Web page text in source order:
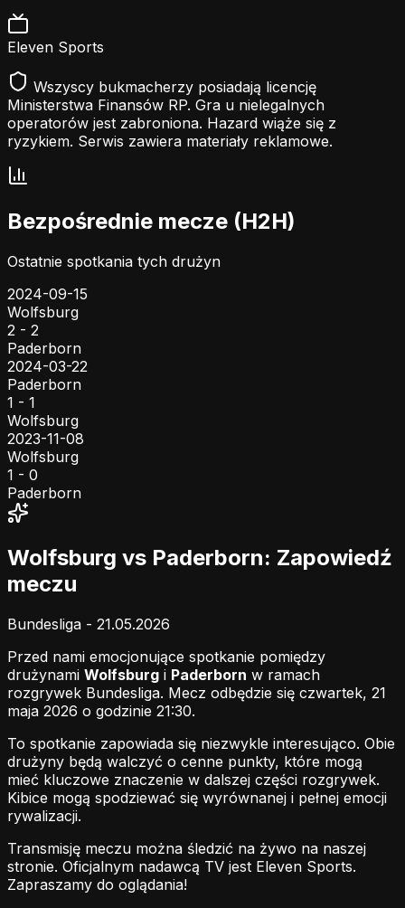
Eleven Sports
Wszyscy bukmacherzy posiadają licencję
Ministerstwa Finansów RP. Gra u nielegalnych
operatorów jest zabroniona. Hazard wiąże się z
ryzykiem. Serwis zawiera materiały reklamowe.
Bezpośrednie mecze (H2H)
Ostatnie spotkania tych drużyn
2024-09-15
Wolfsburg
2 - 2
Paderborn
2024-03-22
Paderborn
1 - 1
Wolfsburg
2023-11-08
Wolfsburg
1 - 0
Paderborn
Wolfsburg vs Paderborn: Zapowiedź
meczu
Bundesliga - 21.05.2026
Przed nami emocjonujące spotkanie pomiędzy
drużynami Wolfsburg i Paderborn w ramach
rozgrywek Bundesliga. Mecz odbędzie się czwartek, 21
maja 2026 o godzinie 21:30.
To spotkanie zapowiada się niezwykle interesująco. Obie
drużyny będą walczyć o cenne punkty, które mogą
mieć kluczowe znaczenie w dalszej części rozgrywek.
Kibice mogą spodziewać się wyrównanej i pełnej emocji
rywalizacji.
Transmisję meczu można śledzić na żywo na naszej
stronie. Oficjalnym nadawcą TV jest Eleven Sports.
Zapraszamy do oglądania!